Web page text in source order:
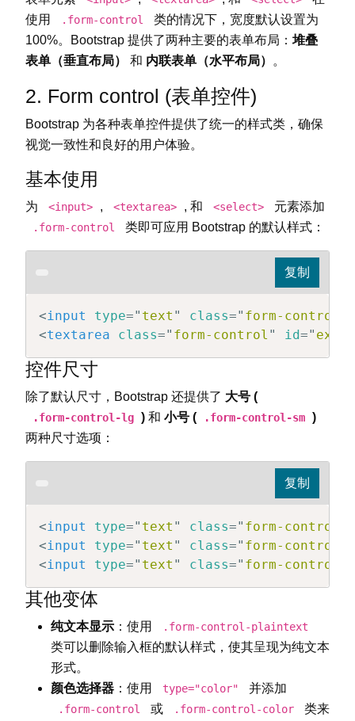
使用
.form-control
类的情况下，宽度默认设置为
100%。Bootstrap 提供了两种主要的表单布局： 堆叠
表单（垂直布局）
和 内联表单（水平布局） 。
2. Form control (表单控件)
Bootstrap 为各种表单控件提供了统一的样式类，确保
视觉一致性和良好的用户体验。
基本使用
为 <input> , <textarea> , 和 <select> 元素添加
.form-control 类即可应用 Bootstrap 的默认样式：
<input type=" text " class=" form-control
<textarea class=" form-control " id="
控件尺寸
除了默认尺寸，Bootstrap 还提供了 大号 (
.form-control-lg ) 和 小号 ( .form-control-sm )
两种尺寸选项：
<input type=" text " class=" form-control
<input type=" text " class=" form-control
<input type=" text " class=" form-control
其他变体
纯文本显示 ：使用 .form-control-plaintext
类可以删除输入框的默认样式，使其呈现为纯文本
形式。
颜色选择器 ：使用 type="color" 并添加
.form-control 或 .form-control-color
类来